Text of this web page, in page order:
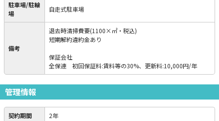
駐車場/駐輪
場
自走式駐車場
備考
退去時清掃費要(1100×㎡・税込)
短期解約違約金あり
保証会社
全保連 初回保証料:賃料等の30%、更新料:10,000円/年
管理情報
契約期間 2年